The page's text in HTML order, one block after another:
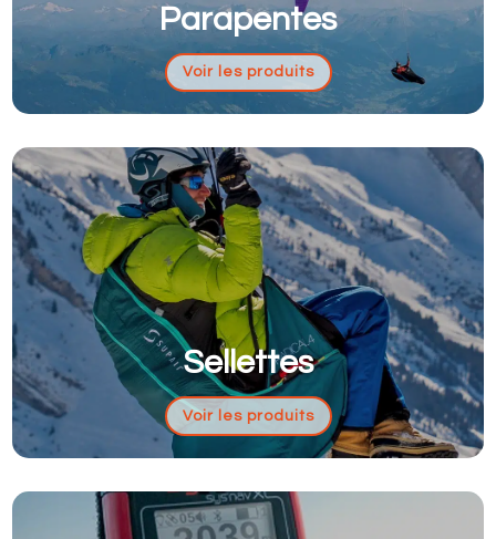
Parapentes
Voir les produits
Sellettes
Voir les produits